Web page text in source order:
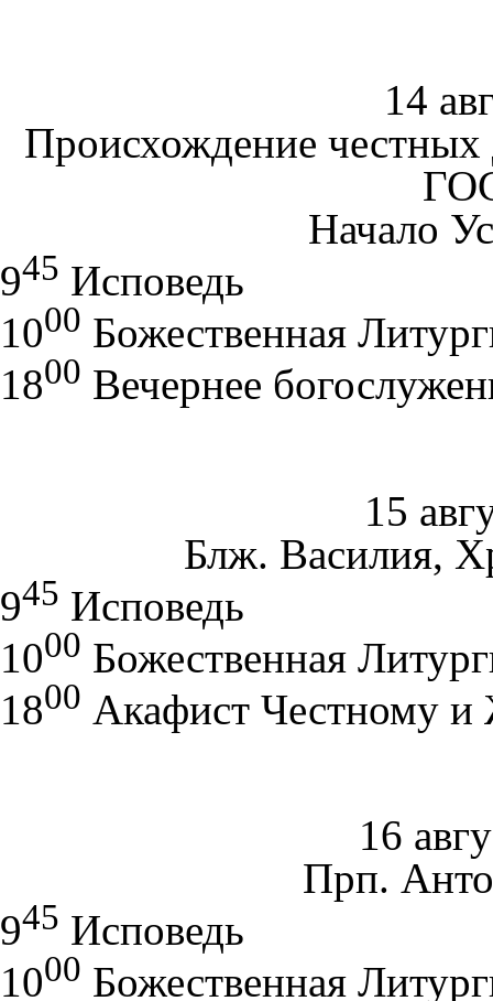
14
Происхождение
Начало
945 Исповедь
1000 Божественная
1800 Вечернее
15
Блж. Василия,
945 Исповедь
1000 Божественная
1800 Акафист Честному
16
Прп.
945 Исповедь
1000 Божественная